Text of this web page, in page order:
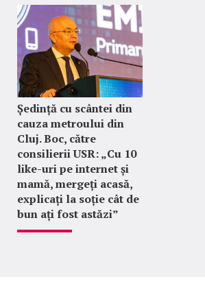
Ședință cu scântei din
cauza metroului din
Cluj. Boc, către
consilierii USR: „Cu 10
like-uri pe internet și
mamă, mergeți acasă,
explicați la soție cât de
bun ați fost astăzi”